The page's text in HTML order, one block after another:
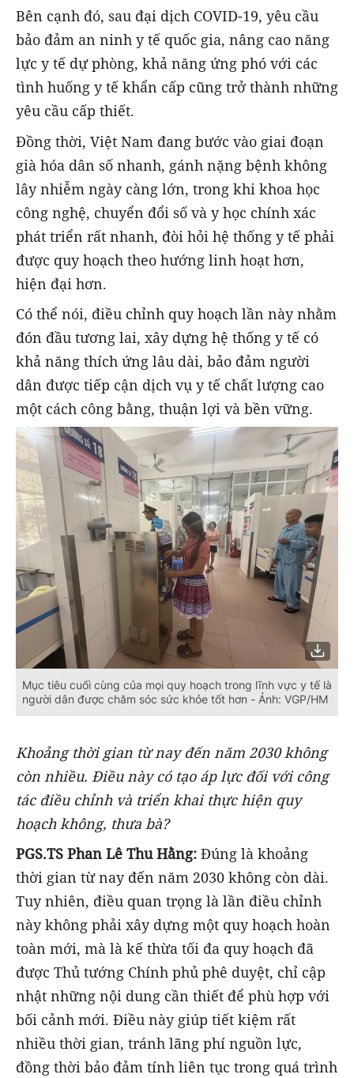
Bên cạnh đó, sau đại dịch COVID-19, yêu cầu
bảo đảm an ninh y tế quốc gia, nâng cao năng
lực y tế dự phòng, khả năng ứng phó với các
tình huống y tế khẩn cấp cũng trở thành những
yêu cầu cấp thiết.
Đồng thời, Việt Nam đang bước vào giai đoạn
già hóa dân số nhanh, gánh nặng bệnh không
lây nhiễm ngày càng lớn, trong khi khoa học
công nghệ, chuyển đổi số và y học chính xác
phát triển rất nhanh, đòi hỏi hệ thống y tế phải
được quy hoạch theo hướng linh hoạt hơn,
hiện đại hơn.
Có thể nói, điều chỉnh quy hoạch lần này nhằm
đón đầu tương lai, xây dựng hệ thống y tế có
khả năng thích ứng lâu dài, bảo đảm người
dân được tiếp cận dịch vụ y tế chất lượng cao
một cách công bằng, thuận lợi và bền vững.
Mục tiêu cuối cùng của mọi quy hoạch trong lĩnh vực y tế là
người dân được chăm sóc sức khỏe tốt hơn - Ảnh: VGP/HM
Khoảng thời gian từ nay đến năm 2030 không
còn nhiều. Điều này có tạo áp lực đối với công
tác điều chỉnh và triển khai thực hiện quy
hoạch không, thưa bà?
PGS.TS Phan Lê Thu Hằng: Đúng là khoảng
thời gian từ nay đến năm 2030 không còn dài.
Tuy nhiên, điều quan trọng là lần điều chỉnh
này không phải xây dựng một quy hoạch hoàn
toàn mới, mà là kế thừa tối đa quy hoạch đã
được Thủ tướng Chính phủ phê duyệt, chỉ cập
nhật những nội dung cần thiết để phù hợp với
bối cảnh mới. Điều này giúp tiết kiệm rất
nhiều thời gian, tránh lãng phí nguồn lực,
đồng thời bảo đảm tính liên tục trong quá trình